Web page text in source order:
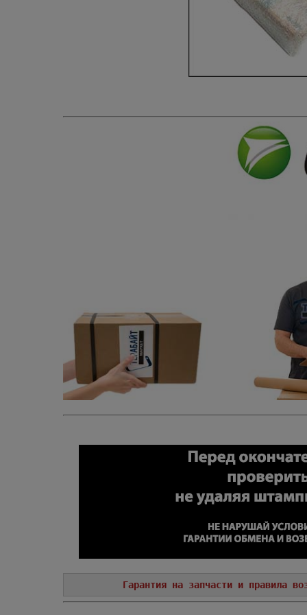
Гарантия на запчасти и правила